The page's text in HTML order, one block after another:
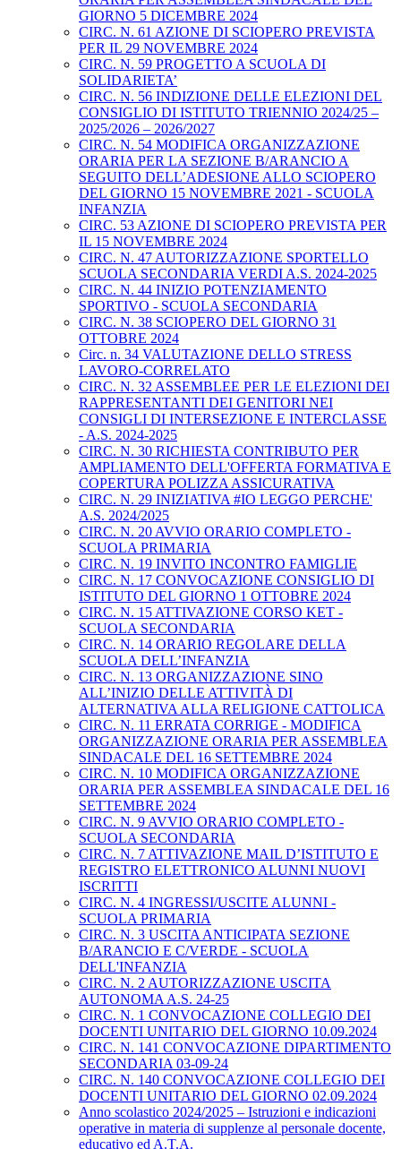
GIORNO 5 DICEMBRE 2024
CIRC. N. 61 AZIONE DI SCIOPERO PREVISTA
PER IL 29 NOVEMBRE 2024
CIRC. N. 59 PROGETTO A SCUOLA DI
SOLIDARIETA’
CIRC. N. 56 INDIZIONE DELLE ELEZIONI DEL
CONSIGLIO DI ISTITUTO TRIENNIO 2024/25 –
2025/2026 – 2026/2027
CIRC. N. 54 MODIFICA ORGANIZZAZIONE
ORARIA PER LA SEZIONE B/ARANCIO A
SEGUITO DELL’ADESIONE ALLO SCIOPERO
DEL GIORNO 15 NOVEMBRE 2021 - SCUOLA
INFANZIA
CIRC. 53 AZIONE DI SCIOPERO PREVISTA PER
IL 15 NOVEMBRE 2024
CIRC. N. 47 AUTORIZZAZIONE SPORTELLO
SCUOLA SECONDARIA VERDI A.S. 2024-2025
CIRC. N. 44 INIZIO POTENZIAMENTO
SPORTIVO - SCUOLA SECONDARIA
CIRC. N. 38 SCIOPERO DEL GIORNO 31
OTTOBRE 2024
Circ. n. 34 VALUTAZIONE DELLO STRESS
LAVORO-CORRELATO
CIRC. N. 32 ASSEMBLEE PER LE ELEZIONI DEI
RAPPRESENTANTI DEI GENITORI NEI
CONSIGLI DI INTERSEZIONE E INTERCLASSE
- A.S. 2024-2025
CIRC. N. 30 RICHIESTA CONTRIBUTO PER
AMPLIAMENTO DELL'OFFERTA FORMATIVA E
COPERTURA POLIZZA ASSICURATIVA
CIRC. N. 29 INIZIATIVA #IO LEGGO PERCHE'
A.S. 2024/2025
CIRC. N. 20 AVVIO ORARIO COMPLETO -
SCUOLA PRIMARIA
CIRC. N. 19 INVITO INCONTRO FAMIGLIE
CIRC. N. 17 CONVOCAZIONE CONSIGLIO DI
ISTITUTO DEL GIORNO 1 OTTOBRE 2024
CIRC. N. 15 ATTIVAZIONE CORSO KET -
SCUOLA SECONDARIA
CIRC. N. 14 ORARIO REGOLARE DELLA
SCUOLA DELL’INFANZIA
CIRC. N. 13 ORGANIZZAZIONE SINO
ALL’INIZIO DELLE ATTIVITÀ DI
ALTERNATIVA ALLA RELIGIONE CATTOLICA
CIRC. N. 11 ERRATA CORRIGE - MODIFICA
ORGANIZZAZIONE ORARIA PER ASSEMBLEA
SINDACALE DEL 16 SETTEMBRE 2024
CIRC. N. 10 MODIFICA ORGANIZZAZIONE
ORARIA PER ASSEMBLEA SINDACALE DEL 16
SETTEMBRE 2024
CIRC. N. 9 AVVIO ORARIO COMPLETO -
SCUOLA SECONDARIA
CIRC. N. 7 ATTIVAZIONE MAIL D’ISTITUTO E
REGISTRO ELETTRONICO ALUNNI NUOVI
ISCRITTI
CIRC. N. 4 INGRESSI/USCITE ALUNNI -
SCUOLA PRIMARIA
CIRC. N. 3 USCITA ANTICIPATA SEZIONE
B/ARANCIO E C/VERDE - SCUOLA
DELL'INFANZIA
CIRC. N. 2 AUTORIZZAZIONE USCITA
AUTONOMA A.S. 24-25
CIRC. N. 1 CONVOCAZIONE COLLEGIO DEI
DOCENTI UNITARIO DEL GIORNO 10.09.2024
CIRC. N. 141 CONVOCAZIONE DIPARTIMENTO
SECONDARIA 03-09-24
CIRC. N. 140 CONVOCAZIONE COLLEGIO DEI
DOCENTI UNITARIO DEL GIORNO 02.09.2024
Anno scolastico 2024/2025 – Istruzioni e indicazioni
operative in materia di supplenze al personale docente,
educativo ed A.T.A.